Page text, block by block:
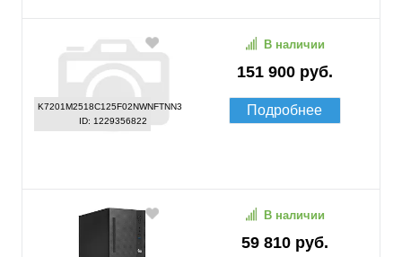
K7201M2518C125F02NWNFTNN3
ID: 1229356822
151 900 руб.
В наличии
Подробнее
59 810 руб.
В наличии